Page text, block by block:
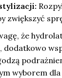
zwiększyć
że
wyborem